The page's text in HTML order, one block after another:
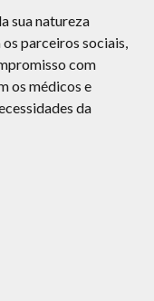
sua natureza
parceiros sociais,
com
os médicos e
da